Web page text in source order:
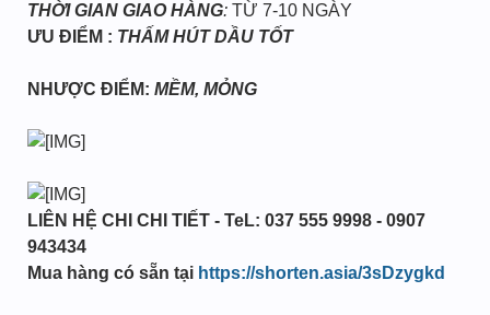
THỜI GIAN GIAO HÀNG: TỪ 7-10 NGÀY
ƯU ĐIỂM : THẤM HÚT DẦU TỐT
NHƯỢC ĐIỂM: MỀM, MỎNG
LIÊN HỆ CHI CHI TIẾT - TeL: 037 555 9998 - 0907
943434
Mua hàng có sẵn tại https://shorten.asia/3sDzygkd